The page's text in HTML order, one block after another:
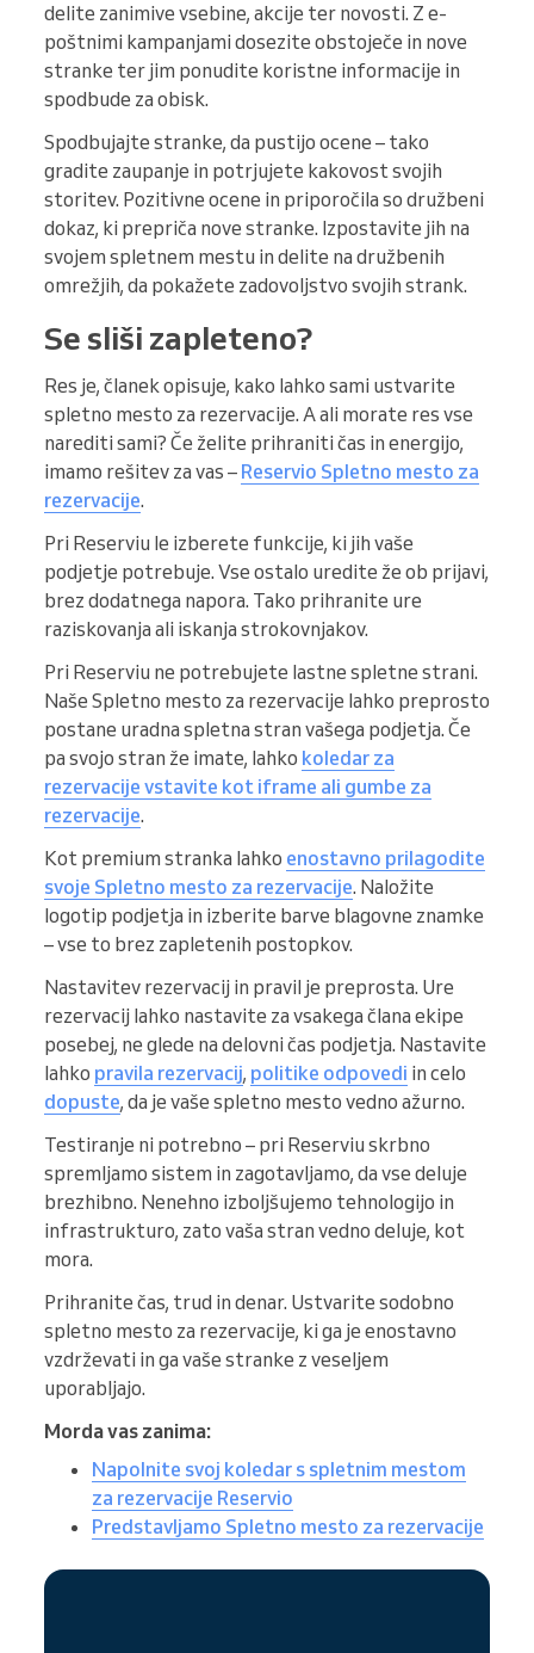
delite zanimive vsebine, akcije ter novosti. Z e-
poštnimi kampanjami dosezite obstoječe in nove
stranke ter jim ponudite koristne informacije in
spodbude za obisk.
Spodbujajte stranke, da pustijo ocene – tako
gradite zaupanje in potrjujete kakovost svojih
storitev. Pozitivne ocene in priporočila so družbeni
dokaz, ki prepriča nove stranke. Izpostavite jih na
svojem spletnem mestu in delite na družbenih
omrežjih, da pokažete zadovoljstvo svojih strank.
Se sliši zapleteno?
Res je, članek opisuje, kako lahko sami ustvarite
spletno mesto za rezervacije. A ali morate res vse
narediti sami? Če želite prihraniti čas in energijo,
imamo rešitev za vas – Reservio Spletno mesto za
rezervacije.
Pri Reserviu le izberete funkcije, ki jih vaše
podjetje potrebuje. Vse ostalo uredite že ob prijavi,
brez dodatnega napora. Tako prihranite ure
raziskovanja ali iskanja strokovnjakov.
Pri Reserviu ne potrebujete lastne spletne strani.
Naše Spletno mesto za rezervacije lahko preprosto
postane uradna spletna stran vašega podjetja. Če
pa svojo stran že imate, lahko koledar za
rezervacije vstavite kot iframe ali gumbe za
rezervacije.
Kot premium stranka lahko enostavno prilagodite
svoje Spletno mesto za rezervacije. Naložite
logotip podjetja in izberite barve blagovne znamke
– vse to brez zapletenih postopkov.
Nastavitev rezervacij in pravil je preprosta. Ure
rezervacij lahko nastavite za vsakega člana ekipe
posebej, ne glede na delovni čas podjetja. Nastavite
lahko pravila rezervacij, politike odpovedi in celo
dopuste, da je vaše spletno mesto vedno ažurno.
Testiranje ni potrebno – pri Reserviu skrbno
spremljamo sistem in zagotavljamo, da vse deluje
brezhibno. Nenehno izboljšujemo tehnologijo in
infrastrukturo, zato vaša stran vedno deluje, kot
mora.
Prihranite čas, trud in denar. Ustvarite sodobno
spletno mesto za rezervacije, ki ga je enostavno
vzdrževati in ga vaše stranke z veseljem
uporabljajo.
Morda vas zanima:
Napolnite svoj koledar s spletnim mestom
za rezervacije Reservio
Predstavljamo Spletno mesto za rezervacije